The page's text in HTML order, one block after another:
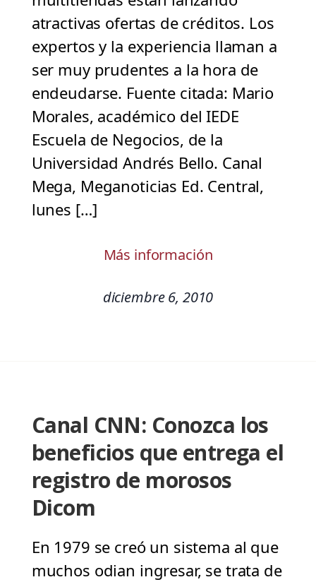
atractivas ofertas de créditos. Los
expertos y la experiencia llaman a
ser muy prudentes a la hora de
endeudarse. Fuente citada: Mario
Morales, académico del IEDE
Escuela de Negocios, de la
Universidad Andrés Bello. Canal
Mega, Meganoticias Ed. Central,
lunes […]
Más información
diciembre 6, 2010
Canal CNN: Conozca los
beneficios que entrega el
registro de morosos
Dicom
En 1979 se creó un sistema al que
muchos odian ingresar, se trata de